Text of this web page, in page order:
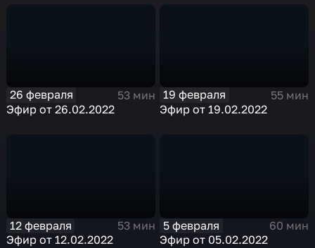
26 февраля
53 мин
Эфир от 26.02.2022
19 февраля
55 мин
Эфир от 19.02.2022
12 февраля
53 мин
Эфир от 12.02.2022
5 февраля
60 мин
Эфир от 05.02.2022